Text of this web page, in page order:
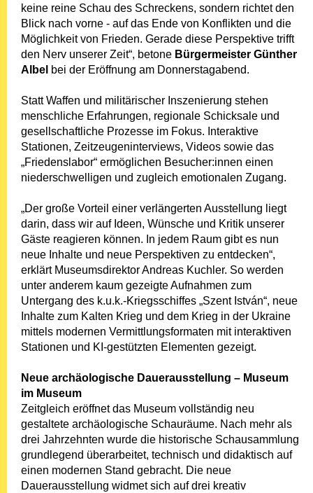
keine reine Schau des Schreckens, sondern richtet den
Blick nach vorne - auf das Ende von Konflikten und die
Möglichkeit von Frieden. Gerade diese Perspektive trifft
den Nerv unserer Zeit“, betone Bürgermeister Günther
Albel bei der Eröffnung am Donnerstagabend.
Statt Waffen und militärischer Inszenierung stehen
menschliche Erfahrungen, regionale Schicksale und
gesellschaftliche Prozesse im Fokus. Interaktive
Stationen, Zeitzeugeninterviews, Videos sowie das
„Friedenslabor“ ermöglichen Besucher:innen einen
niederschwelligen und zugleich emotionalen Zugang.
„Der große Vorteil einer verlängerten Ausstellung liegt
darin, dass wir auf Ideen, Wünsche und Kritik unserer
Gäste reagieren können. In jedem Raum gibt es nun
neue Inhalte und neue Perspektiven zu entdecken“,
erklärt Museumsdirektor Andreas Kuchler. So werden
unter anderem kaum gezeigte Aufnahmen zum
Untergang des k.u.k.-Kriegsschiffes „Szent István“, neue
Inhalte zum Kalten Krieg und dem Krieg in der Ukraine
mittels modernen Vermittlungsformaten mit interaktiven
Stationen und KI-gestützten Elementen gezeigt.
Neue archäologische Dauerausstellung – Museum
im Museum
Zeitgleich eröffnet das Museum vollständig neu
gestaltete archäologische Schauräume. Nach mehr als
drei Jahrzehnten wurde die historische Schausammlung
grundlegend überarbeitet, technisch und didaktisch auf
einen modernen Stand gebracht. Die neue
Dauerausstellung widmet sich auf drei kreativ